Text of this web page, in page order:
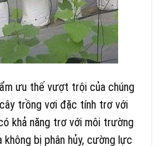
ưu thế vượt trội của chúng
trồng vơi đặc tính trơ với
khả năng trơ với môi trường
bị phân hủy, cường lực